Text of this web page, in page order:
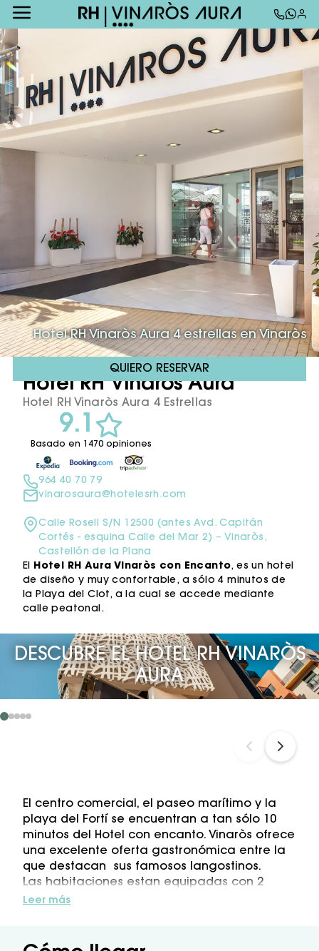
Hotel RH Vinaròs Aura 4 estrellas en Vinaròs
QUIERO RESERVAR
Hotel RH Vinaròs Aura ****
Hotel RH Vinaròs Aura 4 Estrellas
9.1
Basado en 1470 opiniones
964 40 70 79
vinarosaura@hotelesrh.com
Calle Rosell S/N 12500 (antes Avd. Capitán
Cortés - esquina Calle del Mar 2) – Vinaròs,
Castellón de la Plana
El Hotel RH Aura Vinaròs con Encanto, es un hotel
de diseño y muy confortable, a sólo 4 minutos de
la Playa del Clot, a la cual se accede mediante
calle peatonal.
DESCUBRE EL HOTEL RH VINARÒS
AURA
El centro comercial, el paseo marítimo y la
playa del Fortí se encuentran a tan sólo 10
minutos del Hotel con encanto. Vinaròs ofrece
una excelente oferta gastronómica entre la
que destacan sus famosos langostinos.
Las habitaciones estan equipadas con 2
camas de 1.35 de gran confort. TV satélite
Los cuartos de baño disponen de cabina de
Leer más